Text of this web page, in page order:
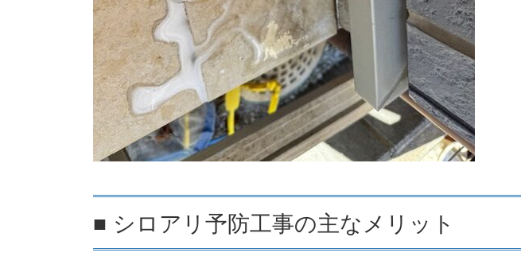
■ シロアリ予防工事の主なメリット